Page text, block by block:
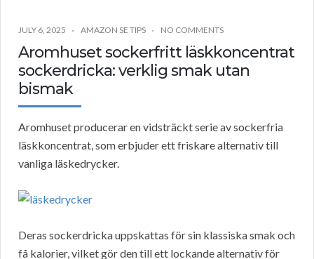
JULY 6, 2025 AMAZON SE TIPS NO COMMENTS
Aromhuset sockerfritt läskkoncentrat
sockerdricka: verklig smak utan
bismak
Aromhuset producerar en vidsträckt serie av sockerfria
läskkoncentrat, som erbjuder ett friskare alternativ till
vanliga läskedrycker.
Deras sockerdricka uppskattas för sin klassiska smak och
få kalorier, vilket gör den till ett lockande alternativ för